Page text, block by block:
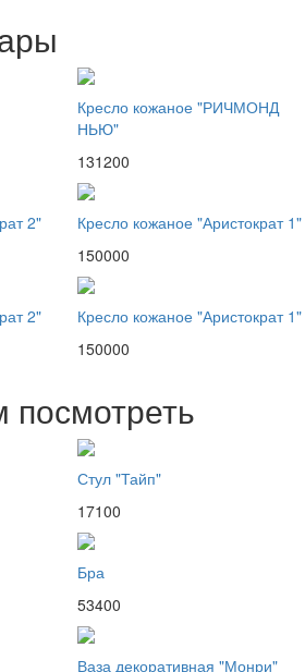
Кресло кожаное "РИЧМОНД
НЬЮ"
131200
2"
Кресло кожаное "Аристократ 1"
150000
2"
Кресло кожаное "Аристократ 1"
150000
Стул "Тайп"
17100
Бра
53400
Ваза декоративная "Монри"